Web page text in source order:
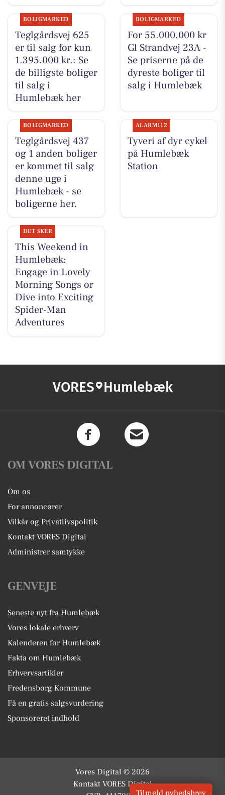
BOLIGMARKED
Teglgårdsvej 625
er til salg for kun
1.395.000 kr.: Se
de billigste boliger
til salg i
Humlebæk her
BOLIGMARKED
For 55.000.000 kr
Gl Strandvej 23A -
Se priserne på de
dyreste boliger til
salg i Humlebæk
BOLIGMARKED
Teglgårdsvej 437
og 1 anden boliger
er kommet til salg
denne uge i
Humlebæk - se
boligerne her.
ALARM112
Tyveri af dyr cykel
på Humlebæk
Station
DET SKER
This Weekend in
Humlebæk:
Engage in Lovely
Morning Songs or
Dive into Exciting
Spider-Man
Adventures
VORES Humlebæk
OM VORES DIGITAL
Om os
For annoncører
Vilkår og Privatlivspolitik
Kontakt VORES Digital
Administrer samtykke
GENVEJE
Seneste nyt fra Humlebæk
Vores lokale erhverv
Kalenderen for Humlebæk
Fakta om Humlebæk
Erhvervsartikler
Fredensborg Kommune
Få en gratis salgsvurdering
Sponsoreret indhold
Vores Digital © 2026
Kontakt VORES Digital
Tilmeld nyhedsbrev